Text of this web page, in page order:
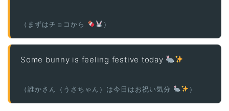
（まずはチョコから ）
Some bunny is feeling festive today
（誰かさん（うさちゃん）は今日はお祝い気分 ）